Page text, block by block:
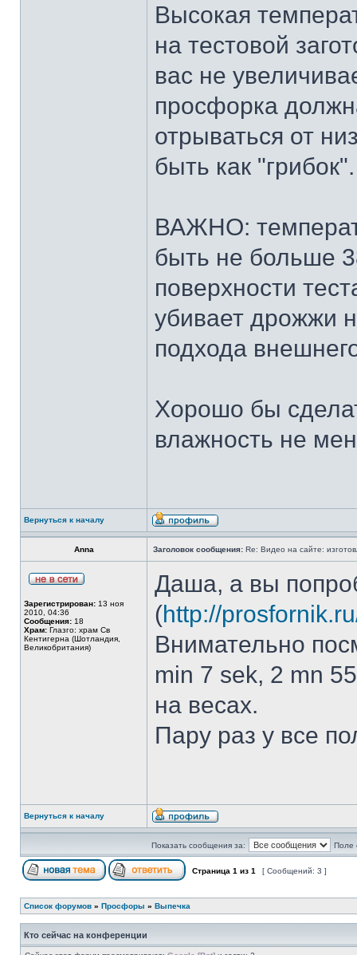
Высокая
на тестовой
вас не
просфорка
отрываться от
быть как "грибок".
ВАЖНО:
быть не больше
поверхности
убивает дрожжи
подхода
Хорошо бы
влажность не
Вернуться к началу
Anna Заголовок сообщения: Re: Видео на сайте:
Зарегистрирован: 13 ноя
2010, 04:36
Сообщения: 18
Храм: Глазго: храм Cв
Кентигерна (Шотландия,
Великобритания)
Даша, а вы
(http://
Внимательно
min 7 sek, 2 mn
на весах.
Пару раз у все
Вернуться к началу
Показать сообщения за: Поле
Страница 1 из 1 [ Сообщений: 3 ]
Список форумов » Просфоры » Выпечка
Кто сейчас на конференции